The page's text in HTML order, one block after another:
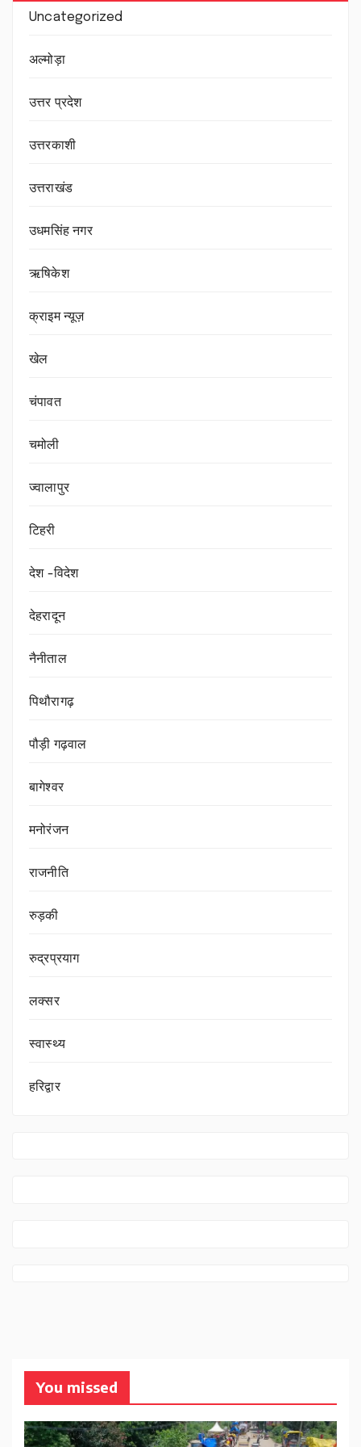
Uncategorized
अल्मोड़ा
उत्तर प्रदेश
उत्तरकाशी
उत्तराखंड
उधमसिंह नगर
ऋषिकेश
क्राइम न्यूज़
खेल
चंपावत
चमोली
ज्वालापुर
टिहरी
देश -विदेश
देहरादून
नैनीताल
पिथौरागढ़
पौड़ी गढ़वाल
बागेश्वर
मनोरंजन
राजनीति
रुड़की
रुद्रप्रयाग
लक्सर
स्वास्थ्य
हरिद्वार
You missed